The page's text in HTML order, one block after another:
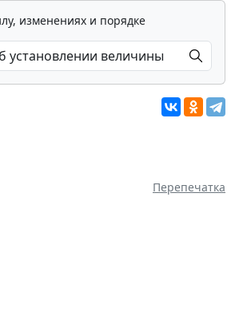
изменениях и порядке
Перепечатка